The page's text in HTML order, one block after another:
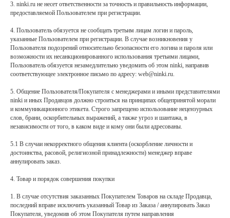
3. ninki.ru не несет ответственности за точность и правильность информации,
предоставляемой Пользователем при регистрации.
4. Пользователь обязуется не сообщать третьим лицам логин и пароль,
указанные Пользователем при регистрации. В случае возникновения у
Пользователя подозрений относительно безопасности его логина и пароля или
возможности их несанкционированного использования третьими лицами,
Пользователь обязуется незамедлительно уведомить об этом ninki, направив
соответствующее электронное письмо по адресу: web@ninki.ru.
5. Общение Пользователя/Покупателя с менеджерами и иными представителями
ninki и иных Продавцов должно строиться на принципах общепринятой морали
и коммуникационного этикета. Строго запрещено использование нецензурных
слов, брани, оскорбительных выражений, а также угроз и шантажа, в
независимости от того, в каком виде и кому они были адресованы.
5.1 В случаи некорректного общения клиента (оскорбление личности и
достоинства, расовой, религиозной принадлежности) менеджер вправе
аннулировать заказ.
4. Товар и порядок совершения покупки
1. В случае отсутствия заказанных Покупателем Товаров на складе Продавца,
последний вправе исключить указанный Товар из Заказа / аннулировать Заказ
Покупателя, уведомив об этом Покупателя путем направления